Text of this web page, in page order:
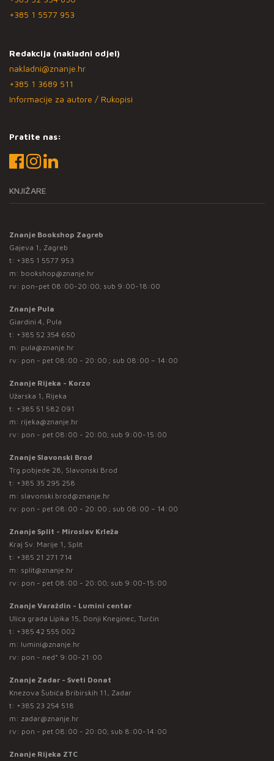
+385 1 5577 953
Redakcija (nakladni odjel)
nakladni@znanje.hr
+385 1 3689 511
Informacije za autore / Rukopisi
Pratite nas:
KNJIŽARE
Znanje Bookshop Zagreb
Gajeva 1, Zagreb
t: +385 1 5577 953
m: bookshop@znanje.hr
rv: pon-pet 08:00-20:00; sub 9:00-18:00
Znanje Pula
Giardini 4, Pula
t: +385 52 354 650
m: pula@znanje.hr
rv: pon - pet 08:00 - 20:00 ; sub 08:00 – 14:00
Znanje Rijeka - Korzo
Užarska 1, Rijeka
t: +385 51 582 091
m: rijeka@znanje.hr
rv: pon - pet 08:00 - 20:00; sub 9:00-15:00
Znanje Slavonski Brod
Trg pobjede 28, Slavonski Brod
t: +385 35 295 258
m: slavonski.brod@znanje.hr
rv: pon - pet 08:00 - 20:00 ; sub 08:00 – 14:00
Znanje Split - Miroslav Krleža
Kraj Sv. Marije 1, Split
t: +385 21 271 714
m: split@znanje.hr
rv: pon - pet 08:00 - 20:00; sub 9:00-15:00
Znanje Varaždin - Lumini centar
Ulica grada Lipika 15, Donji Kneginec, Turčin
t: +385 42 555 002
m: lumini@znanje.hr
rv: pon - ned* 9:00-21:00
Znanje Zadar - Sveti Donat
Knezova Šubića Bribirskih 11, Zadar
t: +385 23 254 518
m: zadar@znanje.hr
rv: pon - pet 08:00 - 20:00; sub 8:00-14:00
Znanje Rijeka ZTC